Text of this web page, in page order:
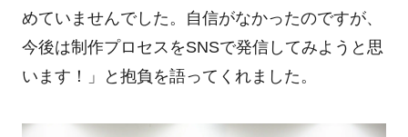
めていませんでした。自信がなかったのですが、
今後は制作プロセスをSNSで発信してみようと思
います！」と抱負を語ってくれました。